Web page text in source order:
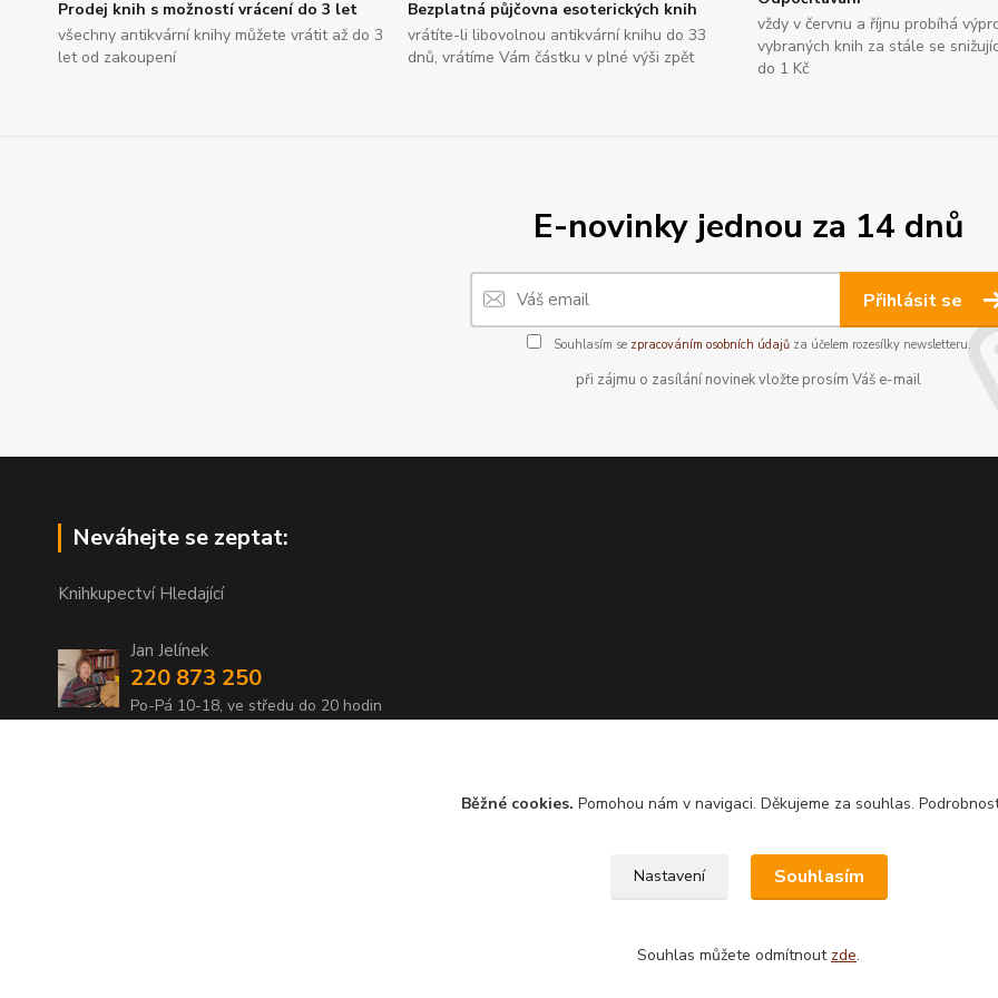
Prodej knih s možností vrácení do 3 let
všechny antikvární knihy můžete vrátit až do 3
let od zakoupení
Bezplatná půjčovna esoterických knih
vrátíte-li libovolnou antikvární knihu do 33
dnů, vrátíme Vám částku v plné výši zpět
vždy v červnu a říjnu probíhá
vybraných knih za stále se
do 1 Kč
E-novinky jednou za 14 dnů
Přihlásit se
Souhlasím se zpracováním osobních údajůza účelem rozesílky newsletteru.
při zájmu o zasílání novinek vložte prosím Váš e-mail
Neváhejte se zeptat:
Knihkupectví Hledající
Jan Jelínek
220 873 250
Po-Pá 10-18, ve středu do 20 hodin
Běžné cookies. Pomohou nám v navigaci. Děkujeme za souhlas.
Nastavení Souhlasím
Souhlas můžete odmítnout zde.